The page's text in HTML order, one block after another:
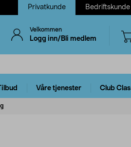
Privatkunde Bedriftskunde
Velkommen
Logg inn/Bli medlem
Våre tjenester Club Clas